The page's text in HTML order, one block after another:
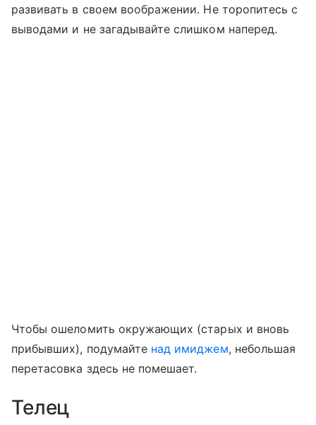
развивать в своем воображении. Не торопитесь с
выводами и не загадывайте слишком наперед.
Чтобы ошеломить окружающих (старых и вновь
прибывших), подумайте над имиджем, небольшая
перетасовка здесь не помешает.
Телец